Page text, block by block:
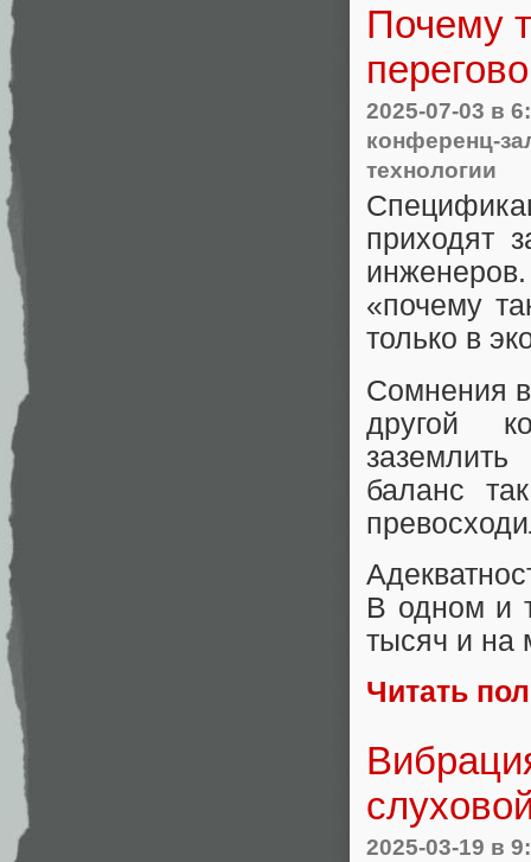
Почему
2025-07-03 в
конференц-
технологии
приходят
«почему
только в
Сомнения
другой
баланс
В одном и
тысяч и на
Читать
2025-03-19 в